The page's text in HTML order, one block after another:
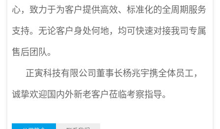
心，致力于为客户提供高效、标准化的全周期服务
支持。无论客户身处何地，均可快速对接我司专属
售后团队。
正寅科技有限公司董事长杨兆宇携全体员工，
诚挚欢迎国内外新老客户莅临考察指导。